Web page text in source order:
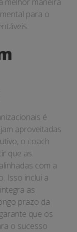
para o
é
aproveitadas
o coach
que as
com a
Isso inclui a
as
prazo da
que os
o sucesso